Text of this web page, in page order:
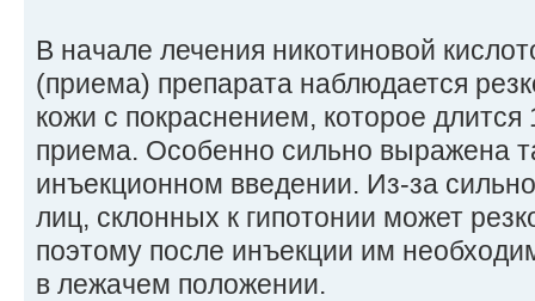
В начале лечения никотиновой
(приема) препарата наблюдается
кожи с покраснением, которое
приема. Особенно сильно выражена
инъекционном введении. Из-за
лиц, склонных к гипотонии может
поэтому после инъекции им
в лежачем положении.